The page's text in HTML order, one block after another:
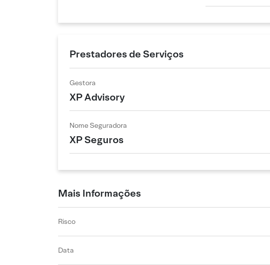
Prestadores de Serviços
Gestora
XP Advisory
Nome Seguradora
XP Seguros
Mais Informações
Risco
Data